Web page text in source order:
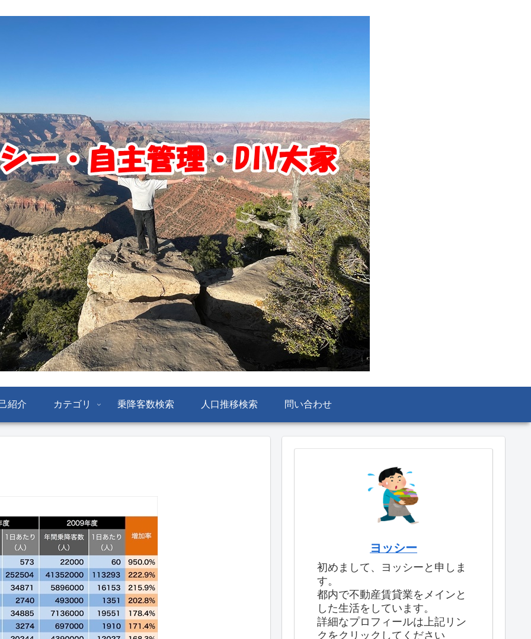
紹介 カテゴリ 乗降客数検索 人口推移検索 問い合わせ
ヨッシー
初めまして、ヨッシーと申しま
す。
都内で不動産賃貸業をメインと
した生活をしています。
詳細なプロフィールは上記リン
クをクリックしてください